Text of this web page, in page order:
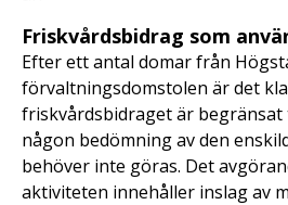
Friskvårdsbidrag som
Efter ett antal domar från
förvaltningsdomstolen är det
friskvårdsbidraget är
någon bedömning av den
behöver inte göras. Det
aktiviteten innehåller inslag av